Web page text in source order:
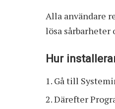
Alla användare
lösa sårbarheter
Hur
Gå till
Därefter